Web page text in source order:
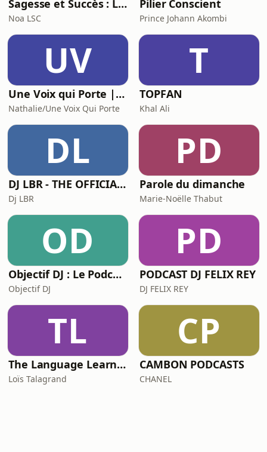
Sagesse et Succès : Le Podcast du Lifestyle Inspirant
Noa LSC
Pilier Conscient
Prince Johann Akombi
UV
Une Voix qui Porte | Podcast
Nathalie/Une Voix Qui Porte
T
TOPFAN
Khal Ali
DL
DJ LBR - THE OFFICIAL PODCAST
Dj LBR
PD
Parole du dimanche
Marie-Noëlle Thabut
OD
Objectif DJ : Le Podcast
Objectif DJ
PD
PODCAST DJ FELIX REY
DJ FELIX REY
TL
The Language Learner
Loïs Talagrand
CP
CAMBON PODCASTS
CHANEL